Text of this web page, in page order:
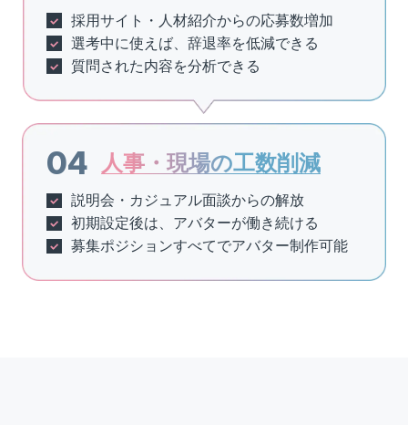
採用サイト・人材紹介からの応募数増加
選考中に使えば、辞退率を低減できる
質問された内容を分析できる
人事・現場の工数削減
説明会・カジュアル面談からの解放
初期設定後は、アバターが働き続ける
募集ポジションすべてでアバター制作可能